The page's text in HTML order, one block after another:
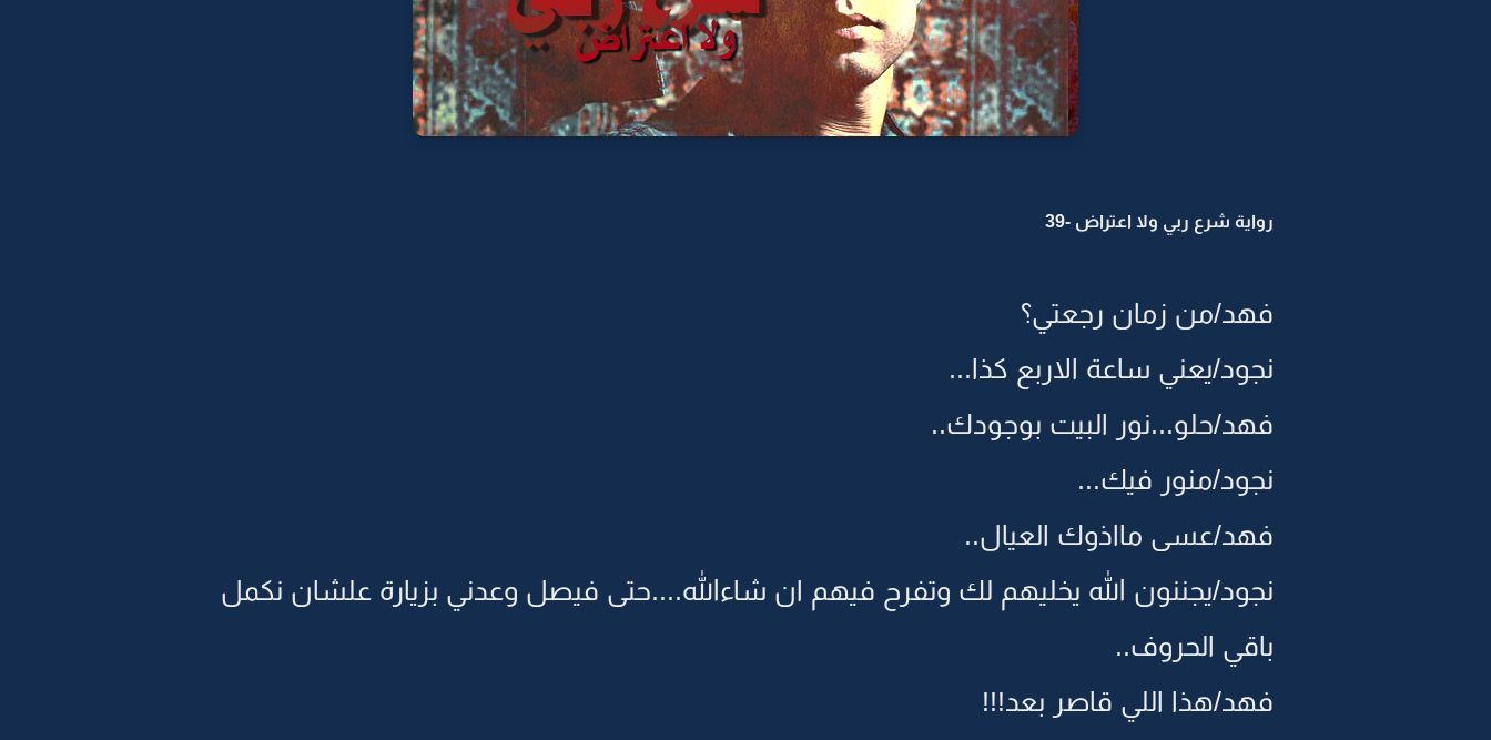
رواية شرع ربي ولا اعتراض -39
فهد/من زمان رجعتي؟
نجود/يعني ساعة الاربع كذا...
فهد/حلو...نور البيت بوجودك..
نجود/منور فيك...
فهد/عسى مااذوك العيال..
نجود/يجننون الله يخليهم لك وتفرح فيهم ان شاءالله....حتى فيصل وعدني بزيارة علشان نكمل
باقي الحروف..
فهد/هذا اللي قاصر بعد!!!